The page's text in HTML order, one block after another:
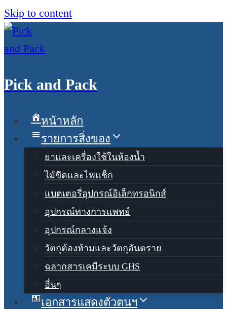
Skip to content
Pick and Pack
หน้าหลัก
รายการสิ่งของ
ยาและเครื่องใช้ในห้องน้ำ
ไม้ขีดและไฟแช็ก
แบตเตอรี่อุปกรณ์อิเล็กทรอนิกส์
อุปกรณ์ทางการแพทย์
อุปกรณ์กลางแจ้ง
วัตถุต้องห้ามและวัตถุอันตราย
ฉลากสารเคมีระบบ GHS
อื่นๆ
เอกสารแสดงตัวตนฯ